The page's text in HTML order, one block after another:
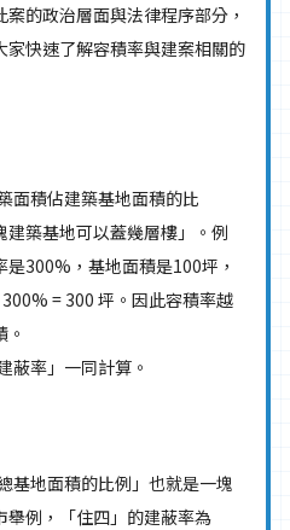
的政治層面與法律程序部分，
快速了解容積率與建案相關的
面積佔建築基地面積的比
築基地可以蓋幾層樓」。例
300%，基地面積是100坪，
= 300 坪。因此容積率越
蔽率」一同計算。
基地面積的比例」也就是一塊
例，「住四」的建蔽率為